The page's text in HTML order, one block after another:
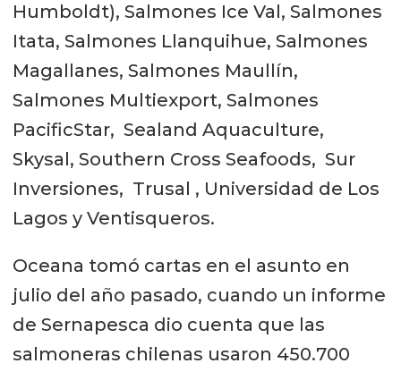
Humboldt), Salmones Ice Val, Salmones
Itata, Salmones Llanquihue, Salmones
Magallanes, Salmones Maullín,
Salmones Multiexport, Salmones
PacificStar, Sealand Aquaculture,
Skysal, Southern Cross Seafoods, Sur
Inversiones, Trusal , Universidad de Los
Lagos y Ventisqueros.
Oceana tomó cartas en el asunto en
julio del año pasado, cuando un informe
de Sernapesca dio cuenta que las
salmoneras chilenas usaron 450.700